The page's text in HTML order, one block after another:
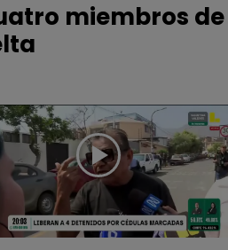
miembros